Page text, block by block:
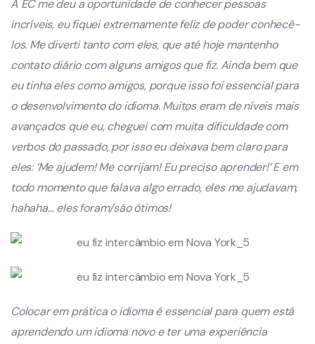
A EC me deu a oportunidade de conhecer pessoas
incríveis, eu fiquei extremamente feliz de poder conhecê-
los. Me diverti tanto com eles, que até hoje mantenho
contato diário com alguns amigos que fiz. Ainda bem que
eu tinha eles como amigos, porque isso foi essencial para
o desenvolvimento do idioma. Muitos eram de níveis mais
avançados que eu, cheguei com muita dificuldade com
verbos do passado, por isso eu deixava bem claro para
eles: ‘Me ajudem! Me corrijam! Eu preciso aprender!’ E em
todo momento que falava algo errado, eles me ajudavam,
hahaha… eles foram/são ótimos!
Colocar em prática o idioma é essencial para quem está
aprendendo um idioma novo e ter uma experiência